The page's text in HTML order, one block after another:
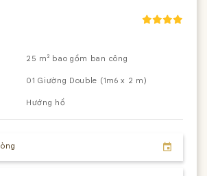
25 m² bao gồm ban công
01 Giường Double (1m6 x 2 m)
Hướng hồ